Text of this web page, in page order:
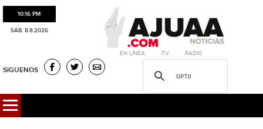
10:16 PM
SÁB. 8.8.2026
·EN LÍNEA. ·T.V. ·RADIO
SIGUENOS